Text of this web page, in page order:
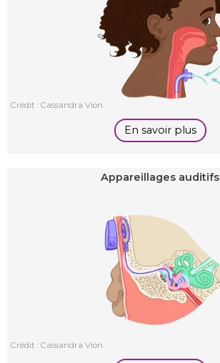
Crédit : Cassandra Vion
En savoir plus
Appareillages auditifs
Crédit : Cassandra Vion